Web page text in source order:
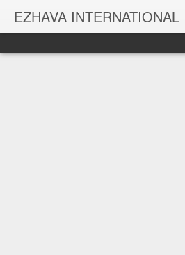
EZHAVA INTERNATIONAL